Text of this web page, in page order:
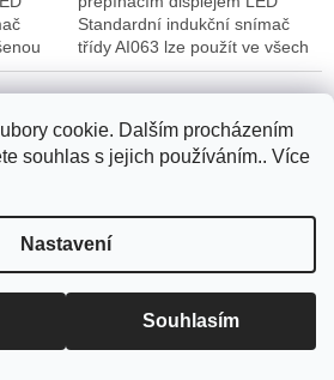
cookie. Dalším procházením
souhlas s jejich používáním.. Více
Nastavení
Souhlasím
využíváme Zásilkovnu, PPL. V
+420 722 712 652, nebo pište na e-
poplatek je zahrnut do ceny
zajišťujeme záruční a pozáruční
mm,
Standardní indukční snímač
třídy AI063 lze použít ve všech
standardních aplikacích. Má
spínací výstup s normálně
Indukční snímač
Standardní třída s kabelem
5 m IP67 AI902